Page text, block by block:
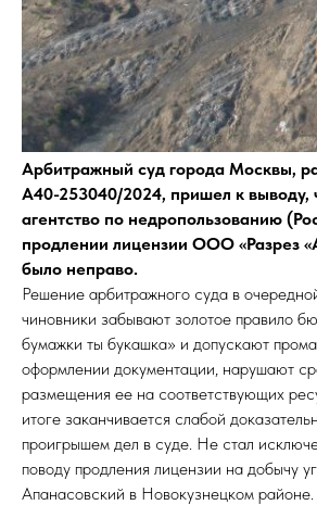
Арбитражный суд города Москвы,
А40-253040/2024, пришел к выводу,
агентство по недропользованию
продлении лицензии ООО «Разрез
было неправо.
Решение арбитражного суда в
чиновники забывают золотое правило
бумажки ты букашка» и допускают
оформлении документации, нарушают
размещения ее на соответствующих
итоге заканчивается слабой
проигрышем дел в суде. Не стал
поводу продления лицензии на добычу
Апанасовский в Новокузнецком районе.